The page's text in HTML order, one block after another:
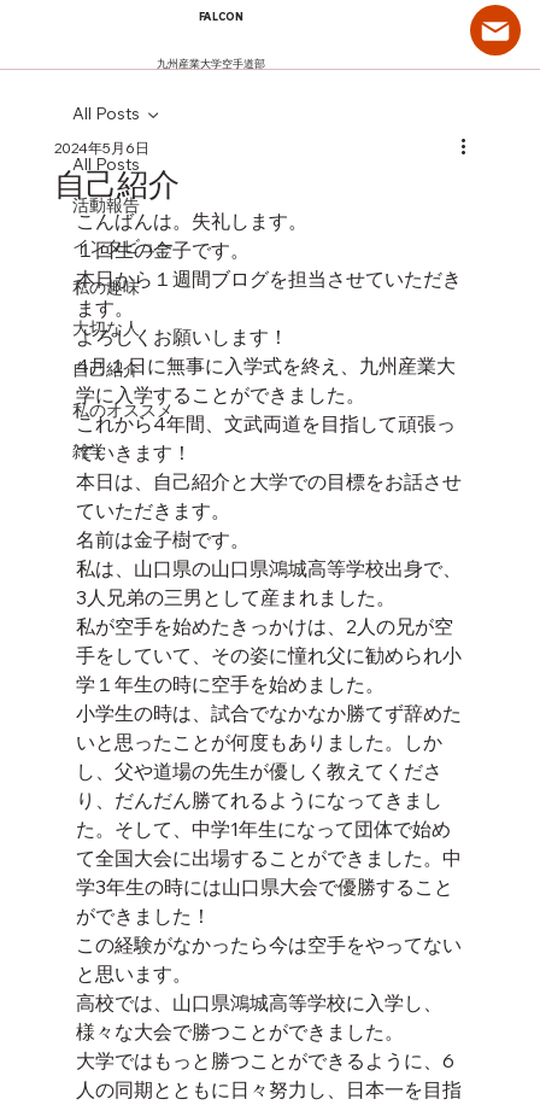
FALCON
九州産業大学空手道部
All Posts
活動報告
インタビュー
私の趣味
大切な人
自己紹介
私のオススメ
雑学
All Posts
自己紹介
2024年5月6日
こんばんは。失礼します。
１回生の金子です。
本日から１週間ブログを担当させていただき
ます。
よろしくお願いします！
4月１日に無事に入学式を終え、九州産業大
学に入学することができました。
これから4年間、文武両道を目指して頑張っ
ていきます！
本日は、自己紹介と大学での目標をお話させ
ていただきます。
名前は金子樹です。
私は、山口県の山口県鴻城高等学校出身で、
3人兄弟の三男として産まれました。
私が空手を始めたきっかけは、2人の兄が空
手をしていて、その姿に憧れ父に勧められ小
学１年生の時に空手を始めました。
小学生の時は、試合でなかなか勝てず辞めた
いと思ったことが何度もありました。しか
し、父や道場の先生が優しく教えてくださ
り、だんだん勝てれるようになってきまし
た。そして、中学1年生になって団体で始め
て全国大会に出場することができました。中
学3年生の時には山口県大会で優勝すること
ができました！
この経験がなかったら今は空手をやってない
と思います。
高校では、山口県鴻城高等学校に入学し、
様々な大会で勝つことができました。
大学ではもっと勝つことができるように、6
人の同期とともに日々努力し、日本一を目指